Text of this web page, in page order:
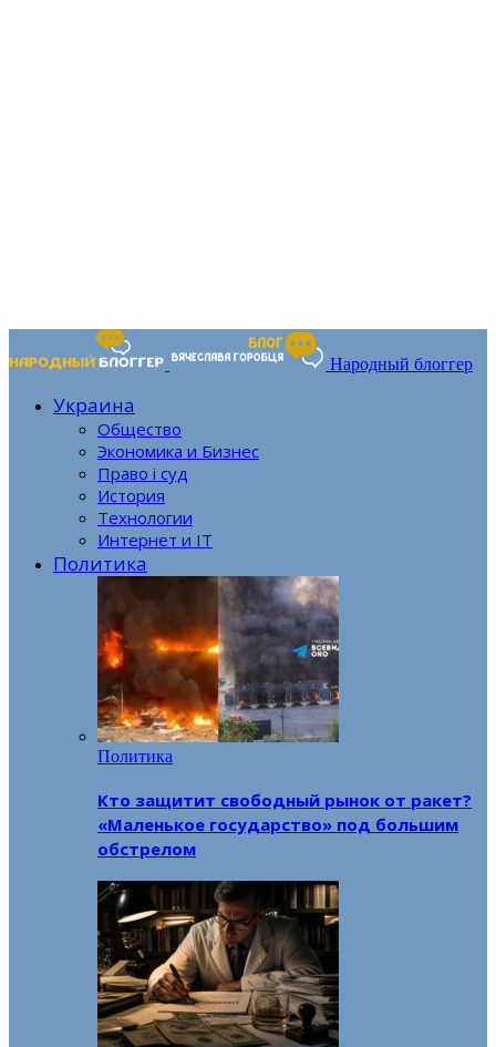
Народный блоггер
Украина
Общество
Экономика и Бизнес
Право і суд
История
Технологии
Интернет и IT
Политика
Политика
Кто защитит свободный рынок от ракет?
«Маленькое государство» под большим
обстрелом